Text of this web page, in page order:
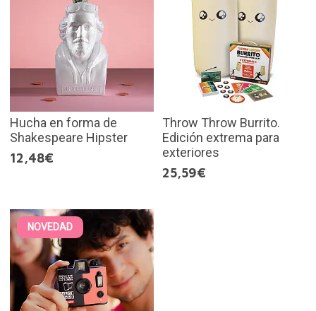
Hucha en forma de
Shakespeare Hipster
12,48€
Throw Throw Burrito.
Edición extrema para
exteriores
25,59€
NOVEDAD